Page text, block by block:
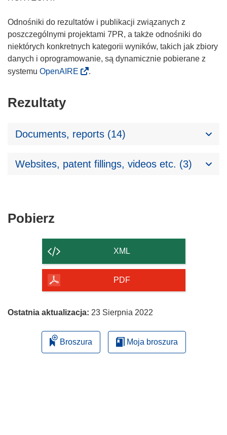
Odnośniki do rezultatów i publikacji związanych z
poszczególnymi projektami 7PR, a także odnośniki do
niektórych konkretnych kategorii wyników, takich jak zbiory
danych i oprogramowanie, są dynamicznie pobierane z
systemu OpenAIRE .
Rezultaty
Documents, reports (14)
Websites, patent fillings, videos etc. (3)
Pobierz
strony
XML
PDF
Ostatnia aktualizacja: 23 Sierpnia 2022
Broszura Moja broszura